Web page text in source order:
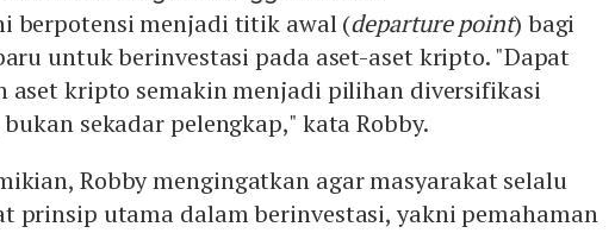
berpotensi menjadi titik awal (departure point) bagi
untuk berinvestasi pada aset-aset kripto. "Dapat
aset kripto semakin menjadi pilihan diversifikasi
sekadar pelengkap," kata Robby.
Robby mengingatkan agar masyarakat selalu
prinsip utama dalam berinvestasi, yakni pemahaman